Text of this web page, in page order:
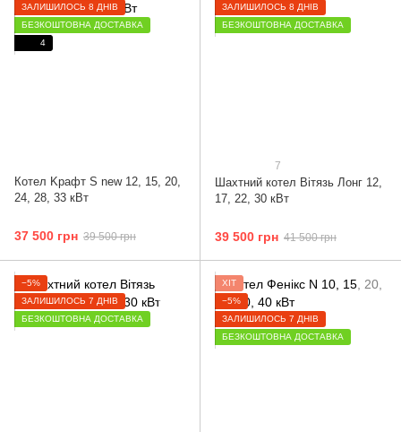
ЗАЛИШИЛОСЬ 8 ДНІВ
БЕЗКОШТОВНА ДОСТАВКА
4
Котел Kрафт S new 12, 15, 20,
24, 28, 33 кВт
37 500 грн 39 500 грн
ЗАЛИШИЛОСЬ 8 ДНІВ
БЕЗКОШТОВНА ДОСТАВКА
7
Шахтний котел Вітязь Лонг 12,
17, 22, 30 кВт
39 500 грн 41 500 грн
−5%
ЗАЛИШИЛОСЬ 7 ДНІВ
БЕЗКОШТОВНА ДОСТАВКА
ХІТ
−5%
ЗАЛИШИЛОСЬ 7 ДНІВ
БЕЗКОШТОВНА ДОСТАВКА